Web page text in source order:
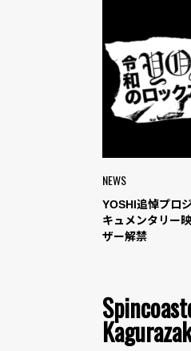
NEWS
YOSHI追悼プロ
キュメンタリー
ザー解禁